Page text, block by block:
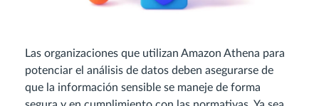
Las organizaciones que utilizan Amazon Athena para
potenciar el análisis de datos deben asegurarse de
que la información sensible se maneje de forma